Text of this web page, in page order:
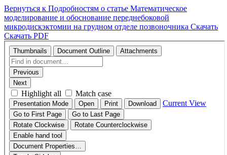
Вернуться к Подробностям о статье Математическое
моделирование и обоснование переднебоковой
микродискэктомии на грудном отделе позвоночника Скачать
Скачать PDF